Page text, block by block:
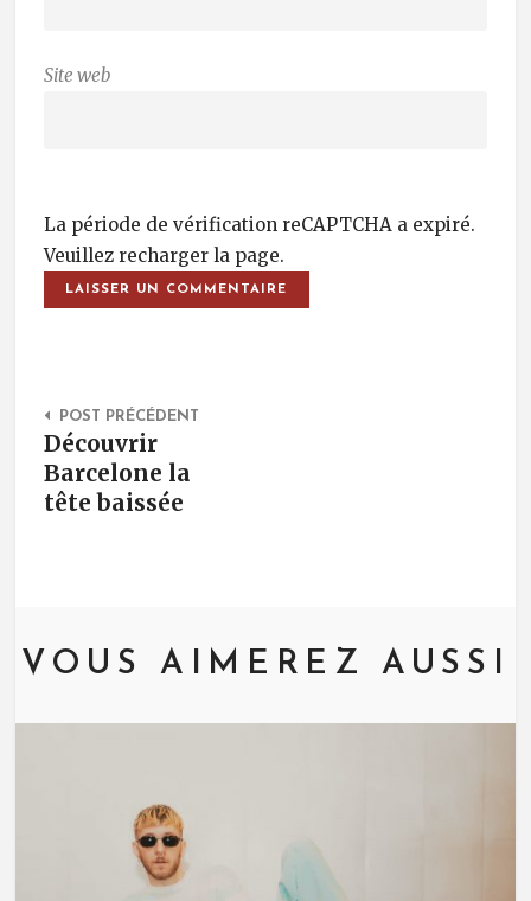
Site web
La période de vérification reCAPTCHA a expiré.
Veuillez recharger la page.
Post Navigation
POST PRÉCÉDENT
Découvrir
Barcelone la
tête baissée
VOUS AIMEREZ AUSSI